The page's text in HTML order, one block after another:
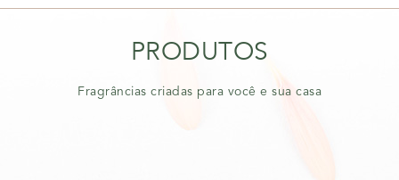
PRODUTOS
Fragrâncias criadas para você e sua casa